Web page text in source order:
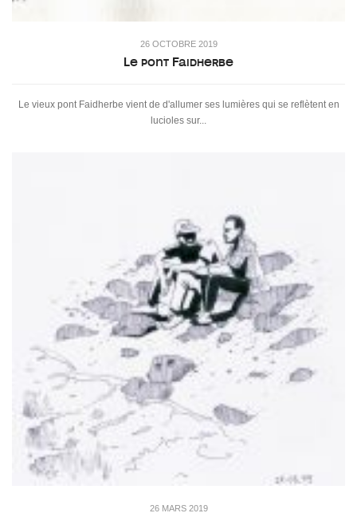
26 OCTOBRE 2019
Le pont Faidherbe
Le vieux pont Faidherbe vient de d'allumer ses lumières qui se reflètent en
lucioles sur...
26 MARS 2019